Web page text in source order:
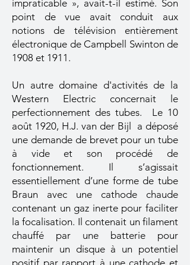
impraticable », avait-t-il estimé. Son
point de vue avait conduit aux
notions de télévision entièrement
électronique de Campbell Swinton de
1908 et 1911.
Un autre domaine d'activités de la
Western Electric concernait le
perfectionnement des tubes. Le 10
août 1920, H.J. van der Bijl a déposé
une demande de brevet pour un tube
à vide et son procédé de
fonctionnement. Il s’agissait
essentiellement d’une forme de tube
Braun avec une cathode chaude
contenant un gaz inerte pour faciliter
la focalisation. Il contenait un filament
chauffé par une batterie pour
maintenir un disque à un potentiel
positif par rapport à une cathode et